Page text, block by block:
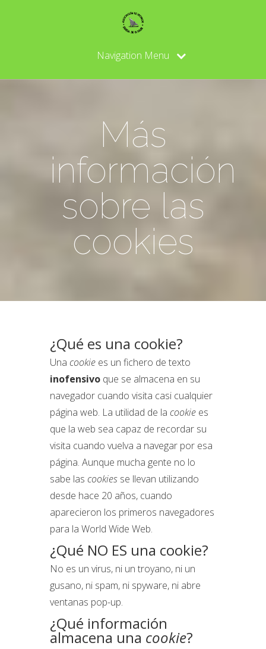
Navigation Menu
Más
información
sobre las
cookies
¿Qué es una cookie?
Una cookie es un fichero de texto
inofensivo que se almacena en su
navegador cuando visita casi cualquier
página web. La utilidad de la cookie es
que la web sea capaz de recordar su
visita cuando vuelva a navegar por esa
página. Aunque mucha gente no lo
sabe las cookies se llevan utilizando
desde hace 20 años, cuando
aparecieron los primeros navegadores
para la World Wide Web.
¿Qué NO ES una cookie?
No es un virus, ni un troyano, ni un
gusano, ni spam, ni spyware, ni abre
ventanas pop-up.
¿Qué información
almacena una cookie?